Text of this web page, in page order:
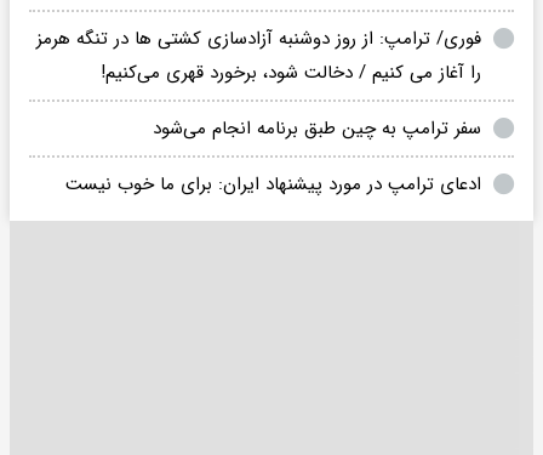
فوری/ ترامپ: از روز دوشنبه آزادسازی کشتی ها در تنگه هرمز
را آغاز می کنیم / دخالت شود، برخورد قهری می‌کنیم!
سفر ترامپ به چین طبق برنامه انجام می‌شود
ادعای ترامپ در مورد پیشنهاد ایران: برای ما خوب نیست